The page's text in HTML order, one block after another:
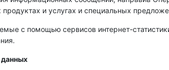
и услугах и специальных
с помощью сервисов интернет-